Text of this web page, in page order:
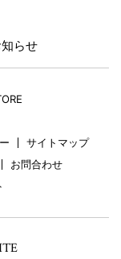
らせ
サイトマップ
お問合わせ